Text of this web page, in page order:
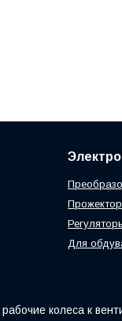
Для
колеса к